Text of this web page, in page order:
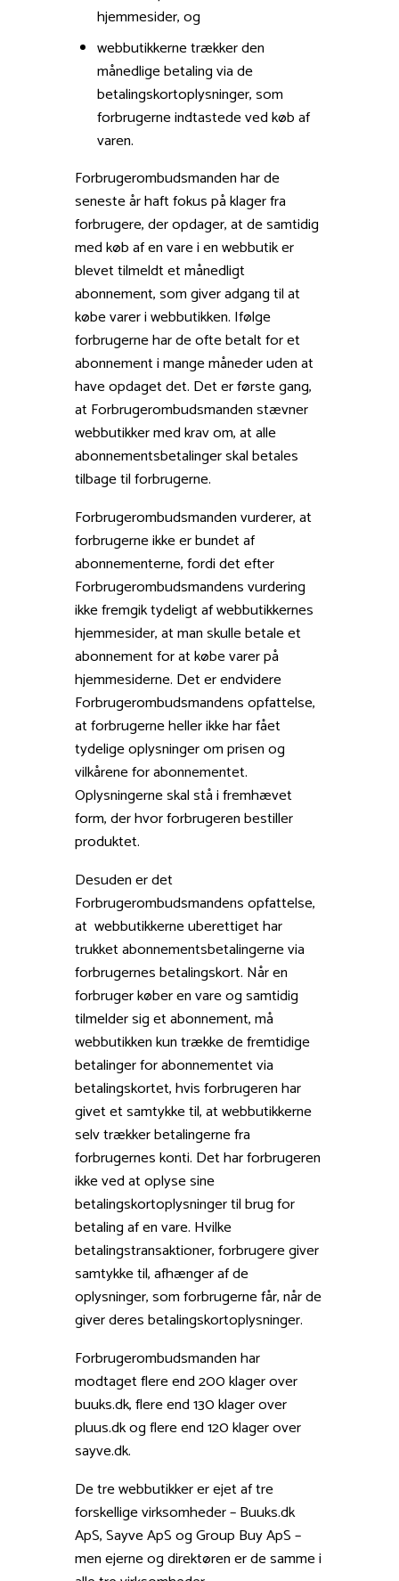
hjemmesider, og
webbutikkerne trækker den
månedlige betaling via de
betalingskortoplysninger, som
forbrugerne indtastede ved køb af
varen.
Forbrugerombudsmanden har de
seneste år haft fokus på klager fra
forbrugere, der opdager, at de samtidig
med køb af en vare i en webbutik er
blevet tilmeldt et månedligt
abonnement, som giver adgang til at
købe varer i webbutikken. Ifølge
forbrugerne har de ofte betalt for et
abonnement i mange måneder uden at
have opdaget det. Det er første gang,
at Forbrugerombudsmanden stævner
webbutikker med krav om, at alle
abonnementsbetalinger skal betales
tilbage til forbrugerne.
Forbrugerombudsmanden vurderer, at
forbrugerne ikke er bundet af
abonnementerne, fordi det efter
Forbrugerombudsmandens vurdering
ikke fremgik tydeligt af webbutikkernes
hjemmesider, at man skulle betale et
abonnement for at købe varer på
hjemmesiderne. Det er endvidere
Forbrugerombudsmandens opfattelse,
at forbrugerne heller ikke har fået
tydelige oplysninger om prisen og
vilkårene for abonnementet.
Oplysningerne skal stå i fremhævet
form, der hvor forbrugeren bestiller
produktet.
Desuden er det
Forbrugerombudsmandens opfattelse,
at webbutikkerne uberettiget har
trukket abonnementsbetalingerne via
forbrugernes betalingskort. Når en
forbruger køber en vare og samtidig
tilmelder sig et abonnement, må
webbutikken kun trække de fremtidige
betalinger for abonnementet via
betalingskortet, hvis forbrugeren har
givet et samtykke til, at webbutikkerne
selv trækker betalingerne fra
forbrugernes konti. Det har forbrugeren
ikke ved at oplyse sine
betalingskortoplysninger til brug for
betaling af en vare. Hvilke
betalingstransaktioner, forbrugere giver
samtykke til, afhænger af de
oplysninger, som forbrugerne får, når de
giver deres betalingskortoplysninger.
Forbrugerombudsmanden har
modtaget flere end 200 klager over
buuks.dk, flere end 130 klager over
pluus.dk og flere end 120 klager over
sayve.dk.
De tre webbutikker er ejet af tre
forskellige virksomheder – Buuks.dk
ApS, Sayve ApS og Group Buy ApS –
men ejerne og direktøren er de samme i